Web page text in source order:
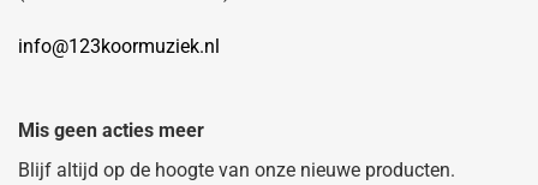
info@123koormuziek.nl
Mis geen acties meer
Blijf altijd op de hoogte van onze nieuwe producten.